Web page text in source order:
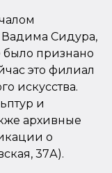
Вадима Сидура,
было признано
это филиал
искусства.
и
архивные
о
37А).